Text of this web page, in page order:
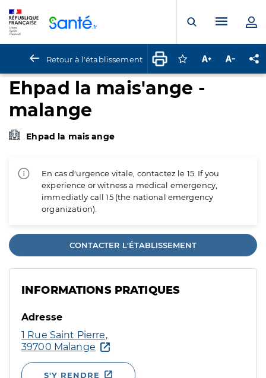
Ouvrir laMenu
Retour à l'établissement Connectez-vous
Augmenter la
Ehpad la mais'ange -
malange
Ehpad la mais ange
En cas d'urgence vitale, contactez le 15. If you
experience or witness a medical emergency,
immediatly call 15 (the national emergency
organization).
CONTACTER L'ÉTABLISSEMENT
INFORMATIONS PRATIQUES
Adresse
1 Rue Saint Pierre,
39700 Malange
S'Y RENDRE